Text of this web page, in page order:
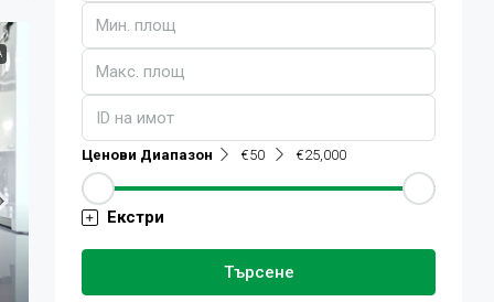
Ценови Диапазон €50 €25,000
Екстри
Търсене